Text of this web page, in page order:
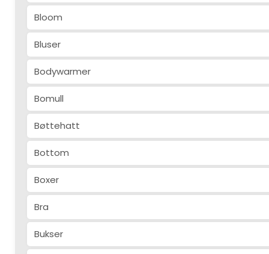
Bloom
Bluser
Bodywarmer
Bomull
Bøttehatt
Bottom
Boxer
Bra
Bukser